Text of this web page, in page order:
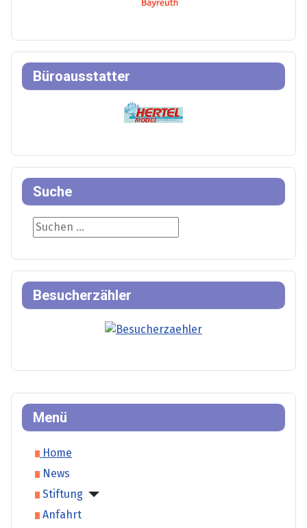
Menü
Home
News
Stiftung
Anfahrt
Büroausstatter
Suche
Suche
Besucherzähler